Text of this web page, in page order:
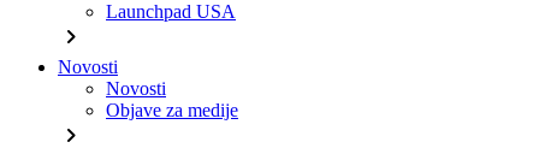
Launchpad USA
chevron_right
Novosti
Novosti
Objave za medije
chevron_right